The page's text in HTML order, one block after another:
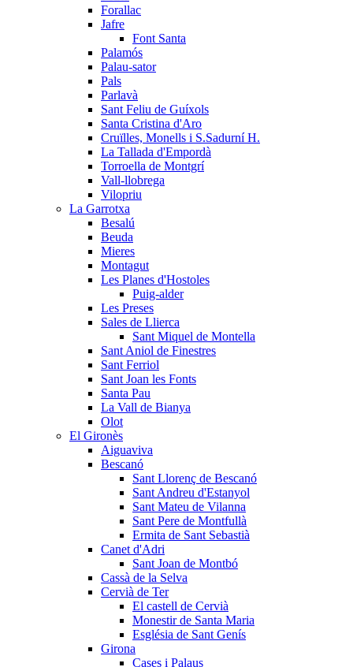
Forallac
Jafre
Font Santa
Palamós
Palau-sator
Pals
Parlavà
Sant Feliu de Guíxols
Santa Cristina d'Aro
Cruïlles, Monells i S.Sadurní H.
La Tallada d'Empordà
Torroella de Montgrí
Vall-llobrega
Vilopriu
La Garrotxa
Besalú
Beuda
Mieres
Montagut
Les Planes d'Hostoles
Puig-alder
Les Preses
Sales de Llierca
Sant Miquel de Montella
Sant Aniol de Finestres
Sant Ferriol
Sant Joan les Fonts
Santa Pau
La Vall de Bianya
Olot
El Gironès
Aiguaviva
Bescanó
Sant Llorenç de Bescanó
Sant Andreu d'Estanyol
Sant Mateu de Vilanna
Sant Pere de Montfullà
Ermita de Sant Sebastià
Canet d'Adri
Sant Joan de Montbó
Cassà de la Selva
Cervià de Ter
El castell de Cervià
Monestir de Santa Maria
Església de Sant Genís
Girona
Cases i Palaus